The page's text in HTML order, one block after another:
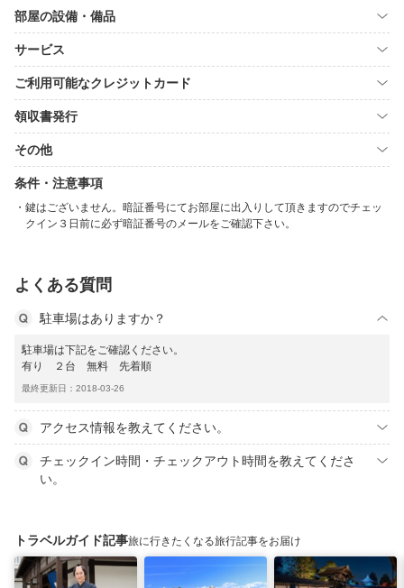
部屋の設備・備品
サービス
ご利用可能なクレジットカード
領収書発行
その他
条件・注意事項
鍵はございません。暗証番号にてお部屋に出入りして頂きますのでチェッ
クイン３日前に必ず暗証番号のメールをご確認下さい。
よくある質問
駐車場はありますか？
駐車場は下記をご確認ください。
有り ２台 無料 先着順
最終更新日：2018-03-26
アクセス情報を教えてください。
チェックイン時間・チェックアウト時間を教えてくださ
い。
トラベルガイド記事旅に行きたくなる旅行記事をお届け